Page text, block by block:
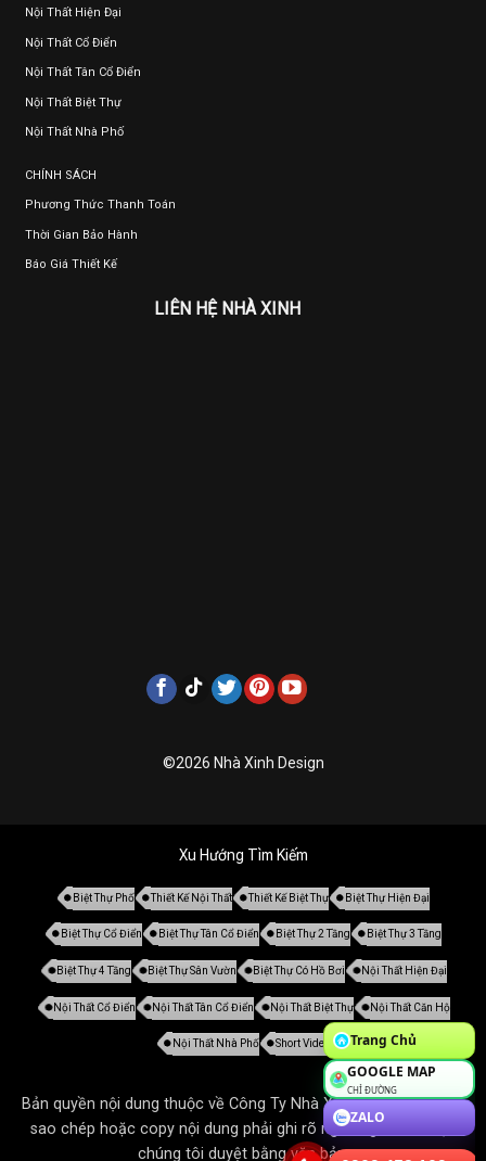
Nội Thất Hiện Đại
Nội Thất Cổ Điển
Nội Thất Tân Cổ Điển
Nội Thất Biệt Thự
Nội Thất Nhà Phố
CHÍNH SÁCH
Phương Thức Thanh Toán
Thời Gian Bảo Hành
Báo Giá Thiết Kế
LIÊN HỆ NHÀ XINH
©2026 Nhà Xinh Design
Xu Hướng Tìm Kiếm
Biệt Thự Phố Thiết Kế Nội Thất Thiết Kế Biệt Thự Biệt Thự Hiện Đại
Biệt Thự Cổ Điển Biệt Thự Tân Cổ Điển Biệt Thự 2 Tầng Biệt Thự 3 Tầng
Biệt Thự 4 Tầng Biệt Thự Sân Vườn Biệt Thự Có Hồ Bơi Nội Thất Hiện Đại
Nội Thất Cổ Điển Nội Thất Tân Cổ Điển Nội Thất Biệt Thự Nội Thất Căn Hộ
Nội Thất Nhà Phố Short Video
Bản quyền nội dung thuộc về Công Ty Nhà Xinh. Tất cả mọi thứ
sao chép hoặc copy nội dung phải ghi rõ nguồn gốc và được
chúng tôi duyệt bằng văn bản.
Trang Chủ
GOOGLE MAP
CHỈ ĐƯỜNG
ZALO